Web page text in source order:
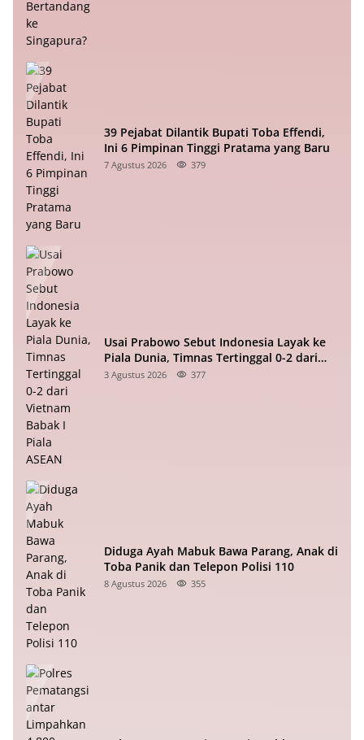
39 Pejabat Dilantik Bupati Toba Effendi,
Ini 6 Pimpinan Tinggi Pratama yang Baru
7 Agustus 2026 379
Usai Prabowo Sebut Indonesia Layak ke
Piala Dunia, Timnas Tertinggal 0-2 dari
Vietnam Babak I Piala ASEAN
3 Agustus 2026 377
Diduga Ayah Mabuk Bawa Parang, Anak di
Toba Panik dan Telepon Polisi 110
8 Agustus 2026 355